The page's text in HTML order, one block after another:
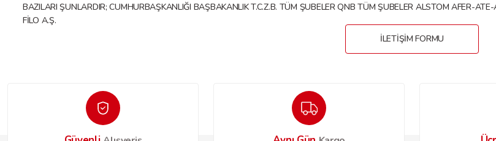
BAZILARI ŞUNLARDIR; CUMHURBAŞKANLIĞI BAŞBAKANLIK T.C.Z.B. TÜM ŞUBELER QNB TÜM ŞUBELER ALSTOM AFER-
FİLO A.Ş.
İLETİŞİM FORMU